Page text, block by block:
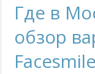
Где в
обзор
Facesmile